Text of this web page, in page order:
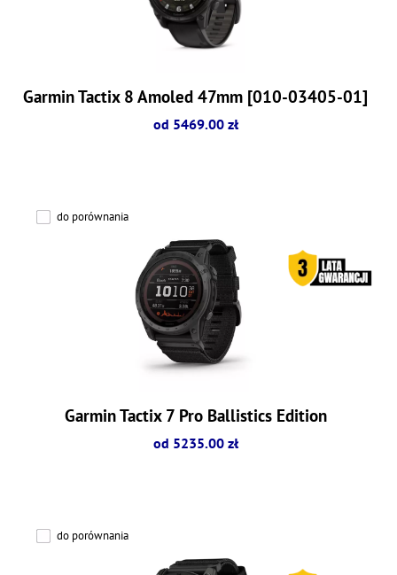
Garmin Tactix 8 Amoled 47mm [010-03405-01]
od 5469.00 zł
do porównania
Garmin Tactix 7 Pro Ballistics Edition
od 5235.00 zł
do porównania